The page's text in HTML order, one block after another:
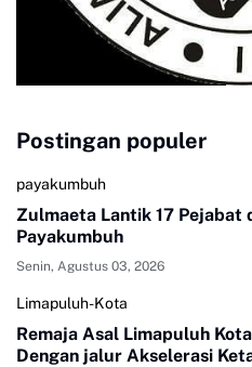
Postingan populer
payakumbuh
Zulmaeta Lantik 17 Pejabat
Payakumbuh
Senin, Agustus 03, 2026
Limapuluh-Kota
Remaja Asal Limapuluh
Dengan jalur Akselerasi